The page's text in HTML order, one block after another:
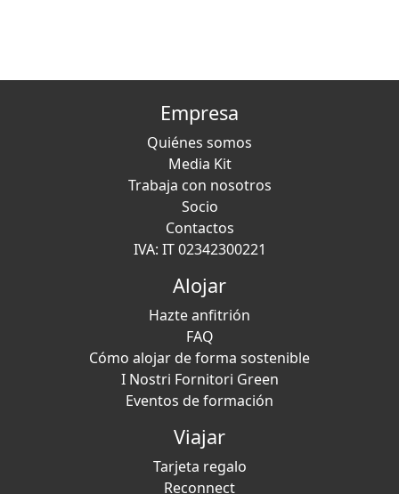
Empresa
Quiénes somos
Media Kit
Trabaja con nosotros
Socio
Contactos
IVA: IT 02342300221
Alojar
Hazte anfitrión
FAQ
Cómo alojar de forma sostenible
I Nostri Fornitori Green
Eventos de formación
Viajar
Tarjeta regalo
Reconnect